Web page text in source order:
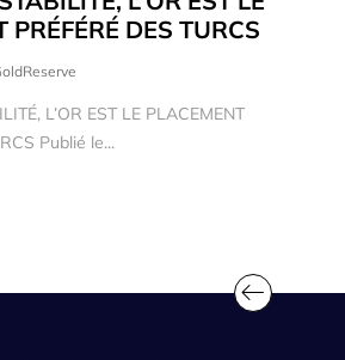
PRÉFÉRÉ DES TURCS
L’OR EST LE PLACEMENT
Publié le...